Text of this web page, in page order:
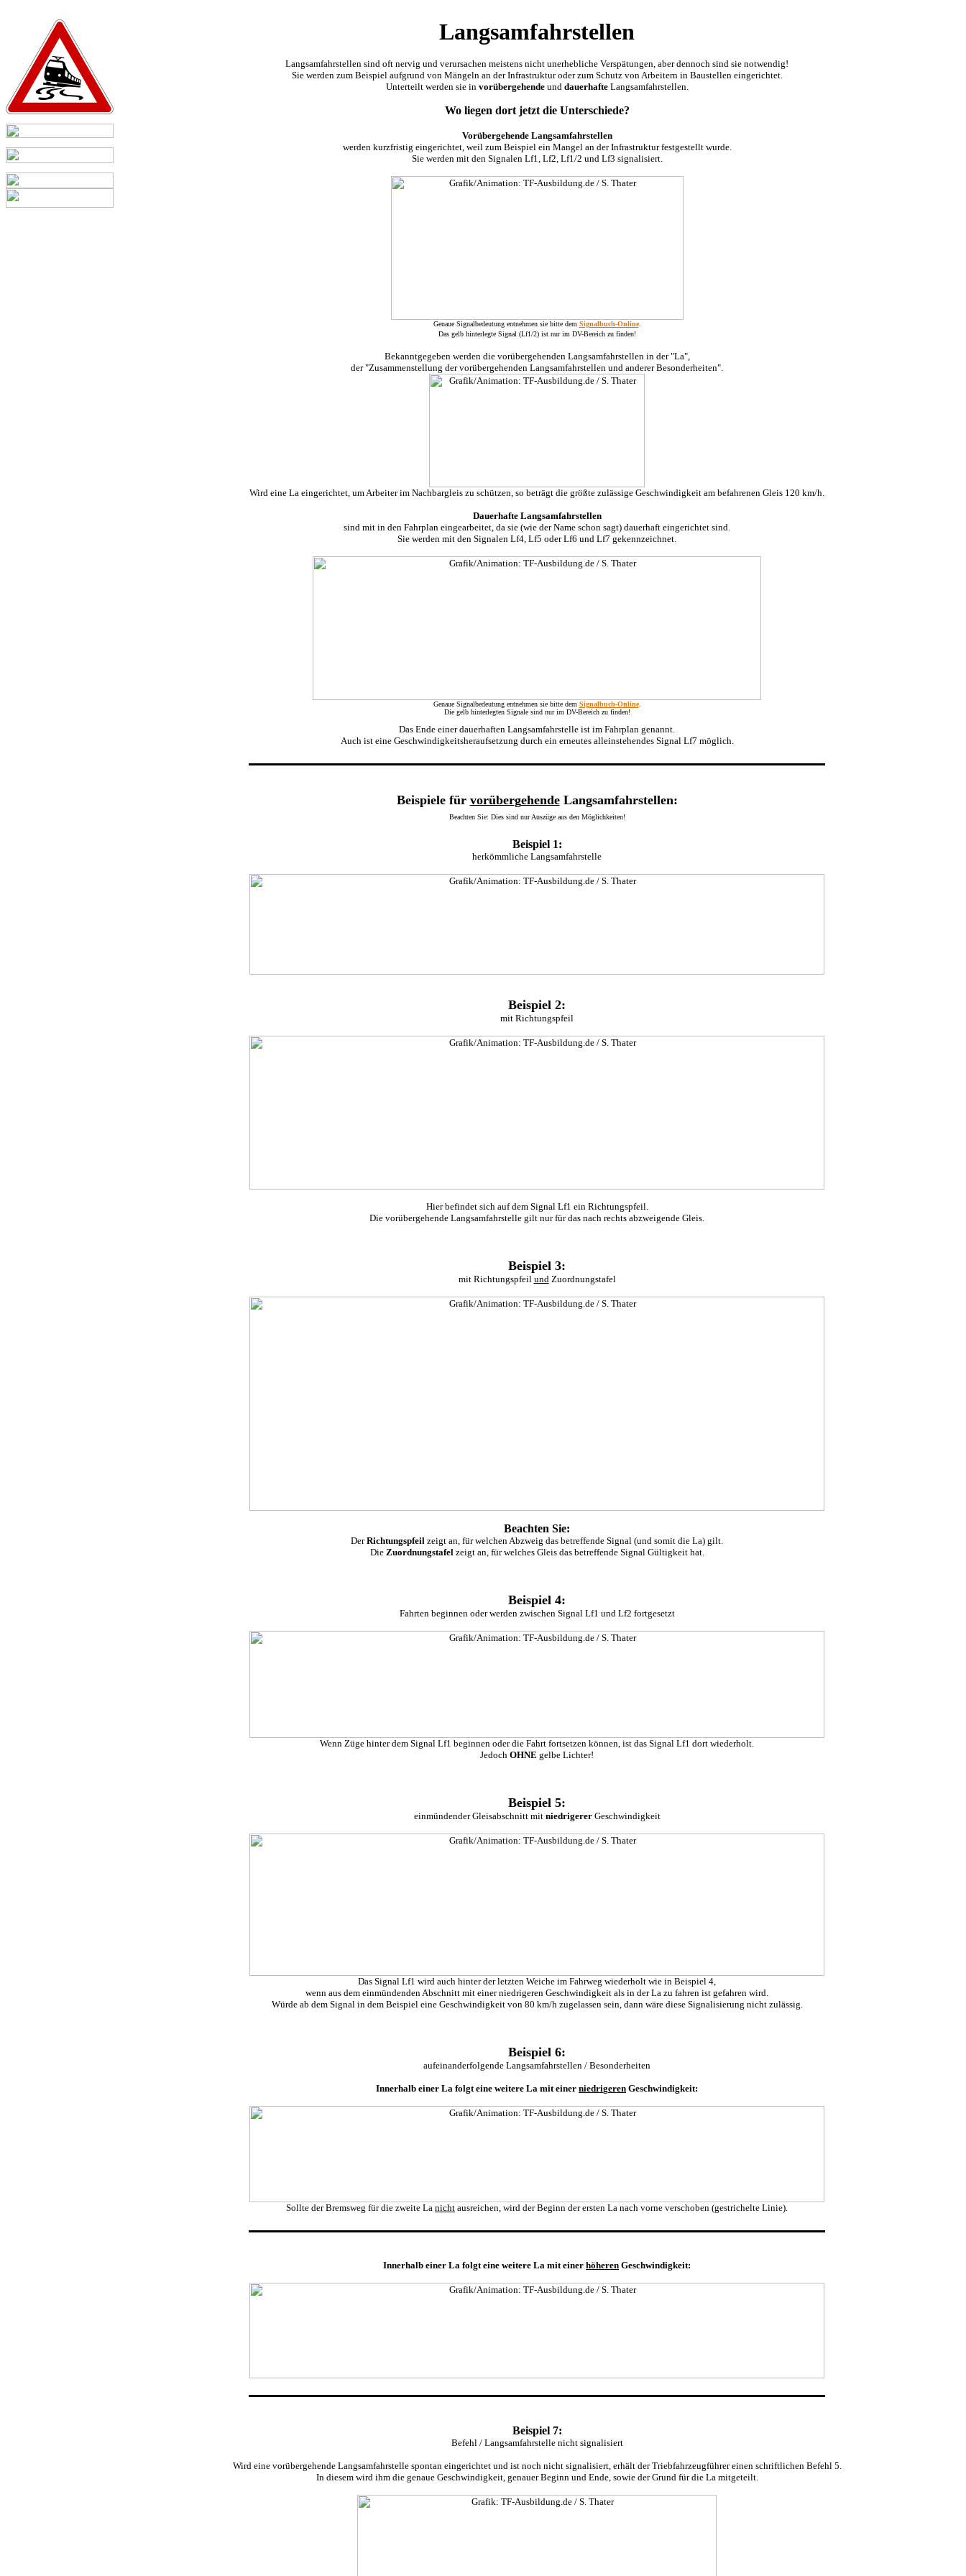
Langsamfahrstellen
Langsamfahrstellen sind oft nervig und verursachen meistens nicht unerhebliche Verspätungen, aber dennoch sind sie notwendig!
Sie werden zum Beispiel aufgrund von Mängeln an der Infrastruktur oder zum Schutz von Arbeitern in Baustellen eingerichtet.
Unterteilt werden sie in vorübergehendeund dauerhafteLangsamfahrstellen.
Wo liegen dort jetzt die Unterschiede?
Vorübergehende Langsamfahrstellen
werden kurzfristig eingerichtet, weil zum Beispiel ein Mangel an der Infrastruktur festgestellt wurde.
Sie werden mit den Signalen Lf1, Lf2, Lf1/2 und Lf3 signalisiert.
Genaue Signalbedeutung entnehmen sie bitte dem Signalbuch-Online.
Das gelb hinterlegte Signal (Lf1/2) ist nur im DV-Bereich zu finden!
Bekanntgegeben werden die vorübergehenden Langsamfahrstellen in der "La",
der "Zusammenstellung der vorübergehenden Langsamfahrstellen und anderer Besonderheiten".
Wird eine La eingerichtet, um Arbeiter im Nachbargleis zu schützen, so beträgt die größte zulässige Geschwindigkeit am befahrenen Gleis 120 km/h.
Dauerhafte Langsamfahrstellen
sind mit in den Fahrplan eingearbeitet, da sie (wie der Name schon sagt) dauerhaft eingerichtet sind.
Sie werden mit den Signalen Lf4, Lf5 oder Lf6 und Lf7 gekennzeichnet.
Genaue Signalbedeutung entnehmen sie bitte dem Signalbuch-Online.
Die gelb hinterlegten Signale sind nur im DV-Bereich zu finden!
Das Ende einer dauerhaften Langsamfahrstelle ist im Fahrplan genannt.
Auch ist eine Geschwindigkeitsheraufsetzung durch ein erneutes alleinstehendes Signal Lf7 möglich.
Beispiele für vorübergehendeLangsamfahrstellen:
Beachten Sie: Dies sind nur Auszüge aus den Möglichkeiten!
Beispiel 1:
herkömmliche Langsamfahrstelle
Beispiel 2:
mit Richtungspfeil
Hier befindet sich auf dem Signal Lf1 ein Richtungspfeil.
Die vorübergehende Langsamfahrstelle gilt nur für das nach rechts abzweigende Gleis.
Beispiel 3:
mit Richtungspfeil undZuordnungstafel
Beachten Sie:
DerRichtungspfeil zeigt an, für welchen Abzweig das betreffende Signal (und somit die La) gilt.
Die Zuordnungstafelzeigt an, für welches Gleis das betreffende Signal Gültigkeit hat.
Beispiel 4:
Fahrten beginnen oder werden zwischen Signal Lf1 und Lf2 fortgesetzt
Wenn Züge hinter dem Signal Lf1 beginnen oder die Fahrt fortsetzen können, ist das Signal Lf1 dort wiederholt.
Jedoch OHNE gelbe Lichter!
Beispiel 5:
einmündender Gleisabschnitt mit niedrigererGeschwindigkeit
Das Signal Lf1 wird auch hinter der letzten Weiche im Fahrweg wiederholt wie in Beispiel 4,
wenn aus dem einmündenden Abschnitt mit einer niedrigeren Geschwindigkeit als in der La zu fahren ist gefahren wird.
Würde ab dem Signal in dem Beispiel eine Geschwindigkeit von 80 km/h zugelassen sein, dann wäre diese Signalisierung nicht zulässig.
Beispiel 6:
aufeinanderfolgende Langsamfahrstellen / Besonderheiten
Innerhalb einer La folgt eine weitere La mit einer niedrigeren Geschwindigkeit:
Sollte der Bremsweg für die zweite La nicht ausreichen, wird der Beginn der ersten La nach vorne verschoben (gestrichelte Linie).
Innerhalb einer La folgt eine weitere La mit einer höheren Geschwindigkeit:
Beispiel 7:
Befehl / Langsamfahrstelle nicht signalisiert
Wird eine vorübergehende Langsamfahrstelle spontan eingerichtet und ist noch nicht signalisiert, erhält der Triebfahrzeugführer einen schriftlichen Befehl 5.
In diesem wird ihm die genaue Geschwindigkeit, genauer Beginn und Ende, sowie der Grund für die La mitgeteilt.